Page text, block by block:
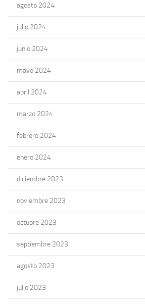
agosto 2024
julio 2024
junio 2024
mayo 2024
abril 2024
marzo 2024
febrero 2024
enero 2024
diciembre 2023
noviembre 2023
octubre 2023
septiembre 2023
agosto 2023
julio 2023